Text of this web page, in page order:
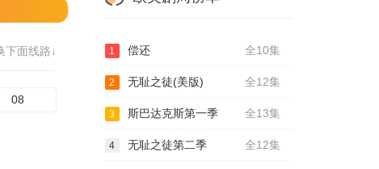
下面线路↓
08
全10集
1 偿还
全12集
2 无耻之徒(美版)
全13集
3 斯巴达克斯第一季
全12集
4 无耻之徒第二季